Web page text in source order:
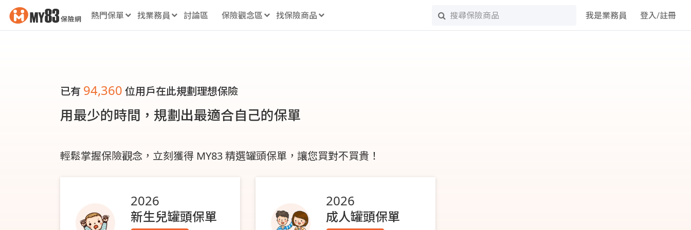
熱門保單 找業務員 討論區 保險觀念區 找保險商品 我是業務員 登入/註冊
已有 94,360 位用戶在此規劃理想保險
用最少的時間，規劃出最適合自己的保單
輕鬆掌握保險觀念，立刻獲得 MY83 精選罐頭保單，讓您買對不買貴！
2026
新生兒罐頭保單
2026
成人罐頭保單